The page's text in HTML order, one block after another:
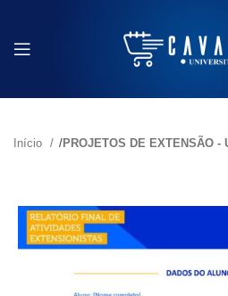
Início PROJETOS DE EXTENSÃO -